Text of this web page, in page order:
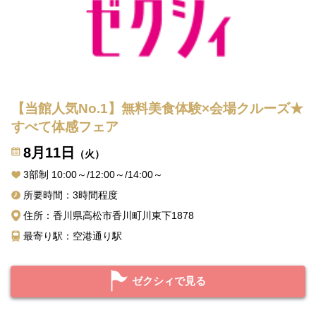
【当館人気No.1】無料美食体験×会場クルーズ★
すべて体感フェア
8月11日
（火）
3部制 10:00～/12:00～/14:00～
所要時間：3時間程度
住所：香川県高松市香川町川東下1878
最寄り駅：空港通り駅
ゼクシィで見る